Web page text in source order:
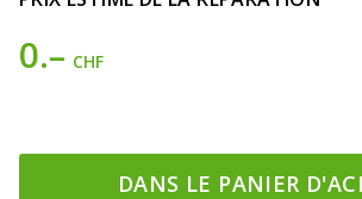
0.– CHF
DANS LE PANIER